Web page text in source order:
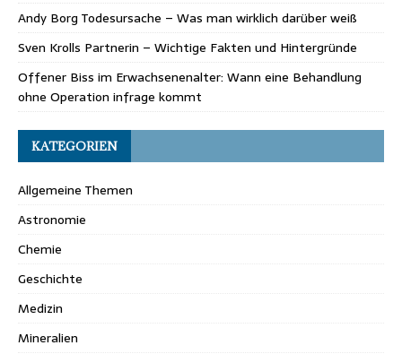
Andy Borg Todesursache – Was man wirklich darüber weiß
Sven Krolls Partnerin – Wichtige Fakten und Hintergründe
Offener Biss im Erwachsenenalter: Wann eine Behandlung
ohne Operation infrage kommt
KATEGORIEN
Allgemeine Themen
Astronomie
Chemie
Geschichte
Medizin
Mineralien